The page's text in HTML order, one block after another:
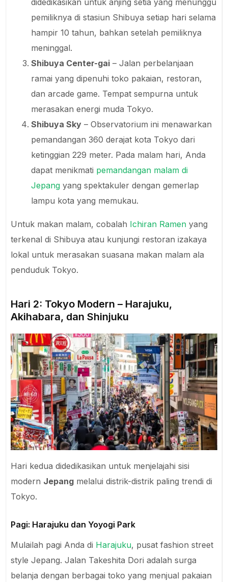
didedikasikan untuk anjing setia yang menunggu
pemiliknya di stasiun Shibuya setiap hari selama
hampir 10 tahun, bahkan setelah pemiliknya
meninggal.
Shibuya Center-gai – Jalan perbelanjaan
ramai yang dipenuhi toko pakaian, restoran,
dan arcade game. Tempat sempurna untuk
merasakan energi muda Tokyo.
Shibuya Sky – Observatorium ini menawarkan
pemandangan 360 derajat kota Tokyo dari
ketinggian 229 meter. Pada malam hari, Anda
dapat menikmati pemandangan malam di
Jepang yang spektakuler dengan gemerlap
lampu kota yang memukau.
Untuk makan malam, cobalah Ichiran Ramen yang
terkenal di Shibuya atau kunjungi restoran izakaya
lokal untuk merasakan suasana makan malam ala
penduduk Tokyo.
Hari 2: Tokyo Modern – Harajuku,
Akihabara, dan Shinjuku
Hari kedua didedikasikan untuk menjelajahi sisi
modern Jepang melalui distrik-distrik paling trendi di
Tokyo.
Pagi: Harajuku dan Yoyogi Park
Mulailah pagi Anda di Harajuku, pusat fashion street
style Jepang. Jalan Takeshita Dori adalah surga
belanja dengan berbagai toko yang menjual pakaian